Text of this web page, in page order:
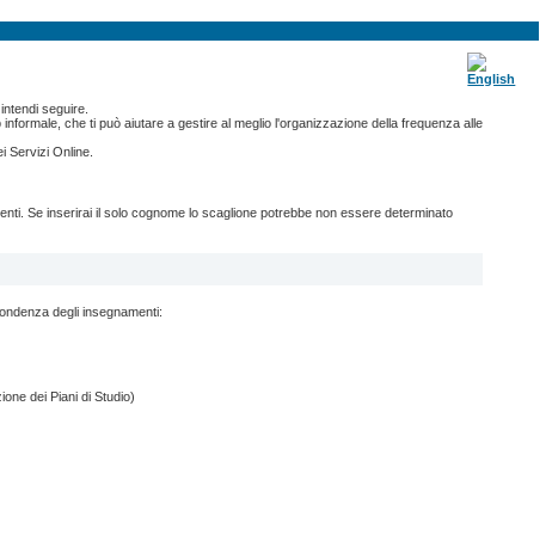
seguire.
informale, che ti può aiutare a gestire al meglio l'organizzazione della frequenza alle
Servizi Online.
Se inserirai il solo cognome lo scaglione potrebbe non essere determinato
degli insegnamenti:
dei Piani di Studio)